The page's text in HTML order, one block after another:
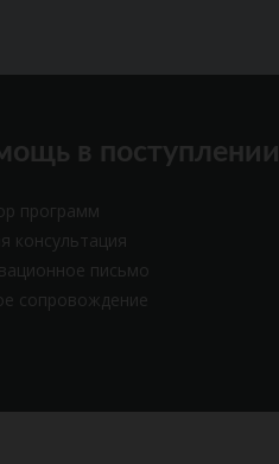
в поступлении
программ
консультация
письмо
сопровождение